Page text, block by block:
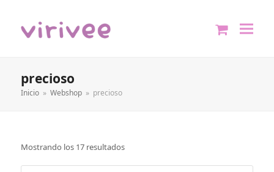
precioso
Inicio » Webshop » precioso
Mostrando los 17 resultados